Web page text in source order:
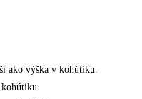
ako výška v kohútiku.
kohútiku.